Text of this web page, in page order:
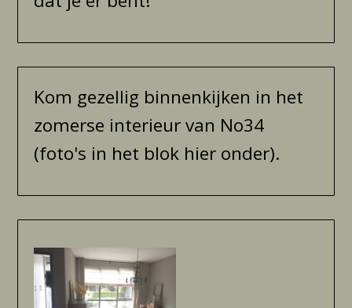
Kom gezellig binnenkijken in het
zomerse interieur van No34
(foto's in het blok hier onder).